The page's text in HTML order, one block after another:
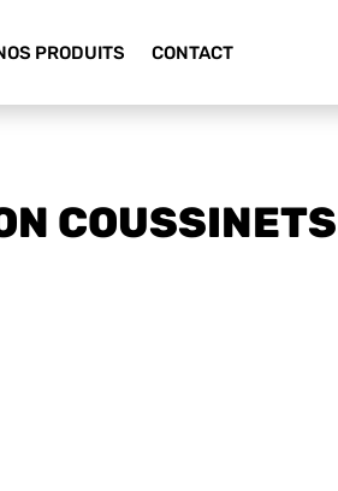
PRODUITS CONTACT
COUSSINETS